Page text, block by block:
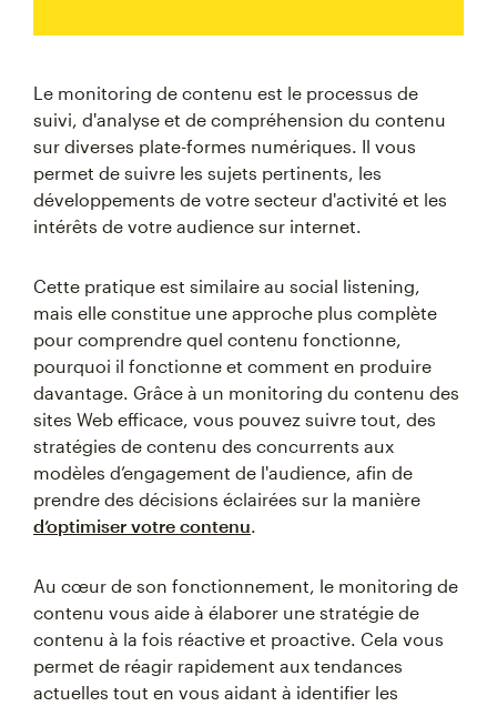
Le monitoring de contenu est le processus de
suivi, d'analyse et de compréhension du contenu
sur diverses plate-formes numériques. Il vous
permet de suivre les sujets pertinents, les
développements de votre secteur d'activité et les
intérêts de votre audience sur internet.
Cette pratique est similaire au social listening,
mais elle constitue une approche plus complète
pour comprendre quel contenu fonctionne,
pourquoi il fonctionne et comment en produire
davantage. Grâce à un monitoring du contenu des
sites Web efficace, vous pouvez suivre tout, des
stratégies de contenu des concurrents aux
modèles d’engagement de l'audience, afin de
prendre des décisions éclairées sur la manière
d’optimiser votre contenu.
Au cœur de son fonctionnement, le monitoring de
contenu vous aide à élaborer une stratégie de
contenu à la fois réactive et proactive. Cela vous
permet de réagir rapidement aux tendances
actuelles tout en vous aidant à identifier les